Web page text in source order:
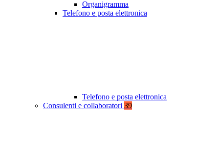
Organigramma
Telefono e posta elettronica
Telefono e posta elettronica
Consulenti e collaboratori 39